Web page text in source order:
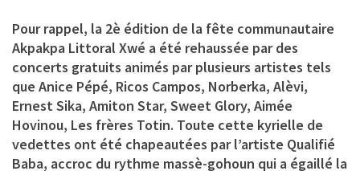
Pour rappel, la 2è édition de la fête communautaire
Akpakpa Littoral Xwé a été rehaussée par des
concerts gratuits animés par plusieurs artistes tels
que Anice Pépé, Ricos Campos, Norberka, Alèvi,
Ernest Sika, Amiton Star, Sweet Glory, Aimée
Hovinou, Les frères Totin. Toute cette kyrielle de
vedettes ont été chapeautées par l’artiste Qualifié
Baba, accroc du rythme massè-gohoun qui a égaillé la